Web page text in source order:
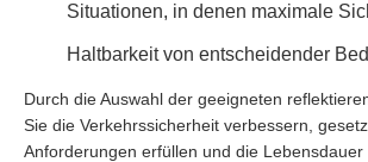
Situationen, in denen maximale
Haltbarkeit von entscheidender
Durch die Auswahl der geeigneten
Sie die Verkehrssicherheit verbessern,
Anforderungen erfüllen und die Lebensdauer